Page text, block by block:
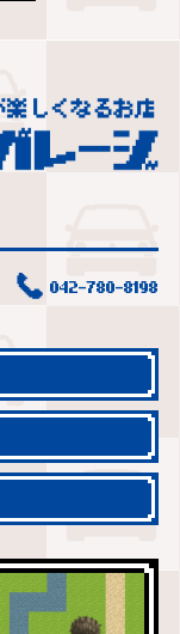
042-780-8198